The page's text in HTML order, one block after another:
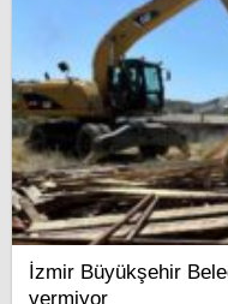
İzmir Büyükşehir
vermiyor